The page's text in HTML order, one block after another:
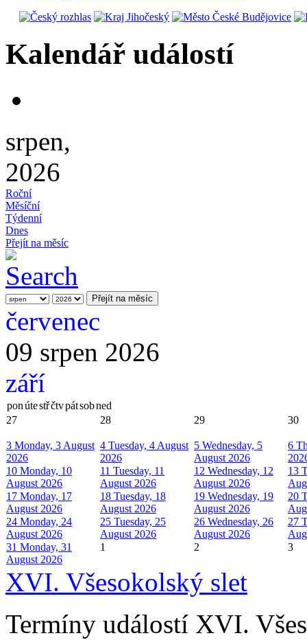
Kalendář událostí
srpen,
2026
Roční
Měsíční
Týdenní
Dnes
Přejít na měsíc
Přejít na měsíc
červenec
09 srpen 2026
září
ponútestřčtvpátsobned
27
28 29 30
3 Monday, 3 August
2026
4 Tuesday, 4 August
2026
5 Wednesday, 5
August 2026
6
10 Monday, 10
August 2026
11 Tuesday, 11
August 2026
12 Wednesday, 12
August 2026
13
17 Monday, 17
August 2026
18 Tuesday, 18
August 2026
19 Wednesday, 19
August 2026
20
24 Monday, 24
August 2026
25 Tuesday, 25
August 2026
26 Wednesday, 26
August 2026
27
31 Monday, 31
August 2026
1 2 3
XVI. Všesokolský slet
Termíny událostí XVI.